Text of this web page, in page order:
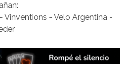
Vinventions - Velo Argentina -